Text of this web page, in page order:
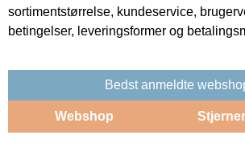
sortimentstørrelse, kundeservice,
betingelser, leveringsformer og
Bedst anmeldte
Webshop Stjerner